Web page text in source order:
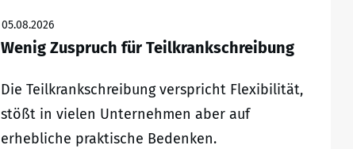
05.08.2026
Wenig Zuspruch für Teilkrankschreibung
Die Teilkrankschreibung verspricht Flexibilität,
stößt in vielen Unternehmen aber auf
erhebliche praktische Bedenken.